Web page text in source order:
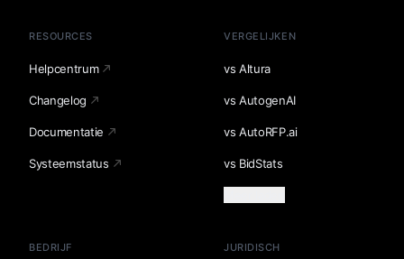
RESOURCES
Helpcentrum
Changelog
Documentatie
Systeemstatus
VERGELIJKEN
vs Altura
vs AutogenAI
vs AutoRFP.ai
vs BidStats
BEDRIJF JURIDISCH